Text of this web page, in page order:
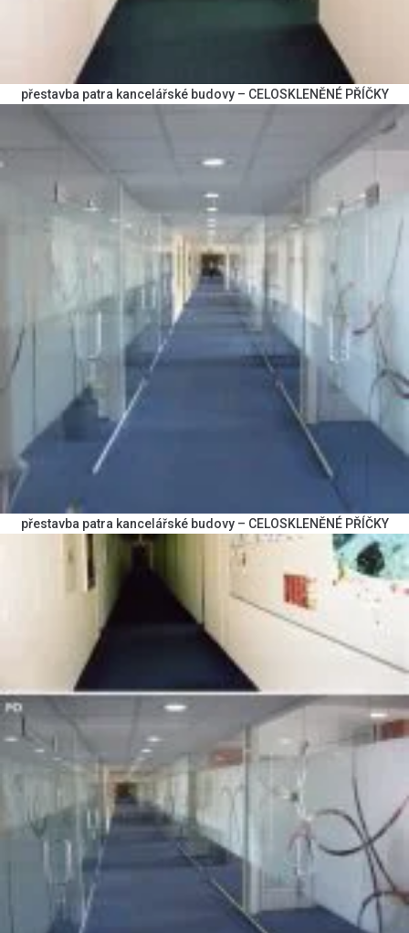
přestavba patra kancelářské budovy – CELOSKLENĚNÉ PŘÍČKY
přestavba patra kancelářské budovy – CELOSKLENĚNÉ PŘÍČKY